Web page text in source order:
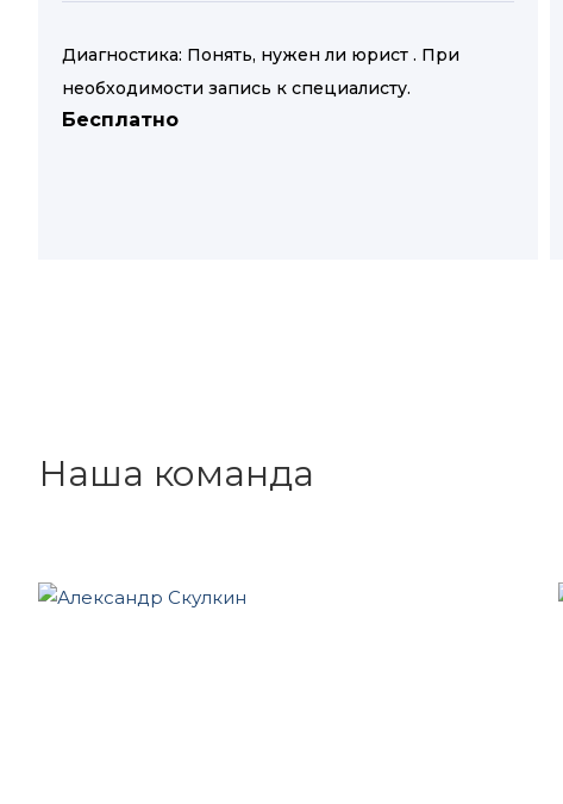
Диагностика: Понять, нужен ли юрист . При
необходимости запись к специалисту.
Бесплатно
Наша команда